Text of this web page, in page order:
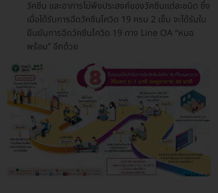
วัคซีน และอาการไม่พึงประสงค์ของวัคซีนแต่ละชนิด ซึ่ง
เมื่อได้รับการฉีดวัคซีนโควิด 19 ครบ 2 เข็ม จะได้รับใบ
ยืนยันการฉีดวัคซีนโควิด 19 ทาง Line OA “หมอ
พร้อม” อีกด้วย